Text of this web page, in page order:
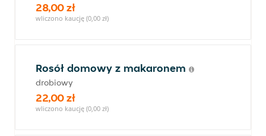
28,00 zł
wliczono kaucję (0,00 zł)
Rosół domowy z makaronem
drobiowy
22,00 zł
wliczono kaucję (0,00 zł)